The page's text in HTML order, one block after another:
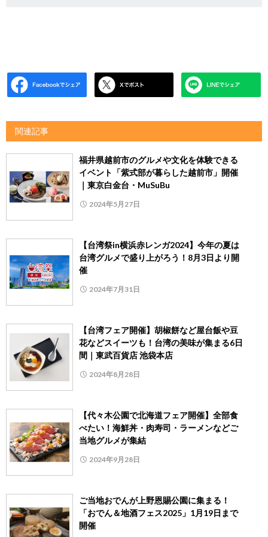
関連記事
福井県越前市のグルメや文化を体験できる
イベント「紫式部が暮らした越前市」開催
｜東京白金台・MuSuBu
2024年5月27日
【台湾祭in横浜赤レンガ2024】今年の夏は
台湾グルメで盛り上がろう！8月3日より開
催
2024年7月31日
【台湾フェア開催】胡椒餅など屋台飯や豆
花などスイーツも！台湾の美味が集まる6日
間｜東武百貨店 池袋本店
2024年8月28日
【代々木公園で北海道フェア開催】全部食
べたい！海鮮丼・肉寿司・ラーメンなどご
当地グルメが集結
2024年9月28日
ご当地おでんが上野恩賜公園に集まる！
「おでん＆地酒フェス2025」1月19日まで
開催